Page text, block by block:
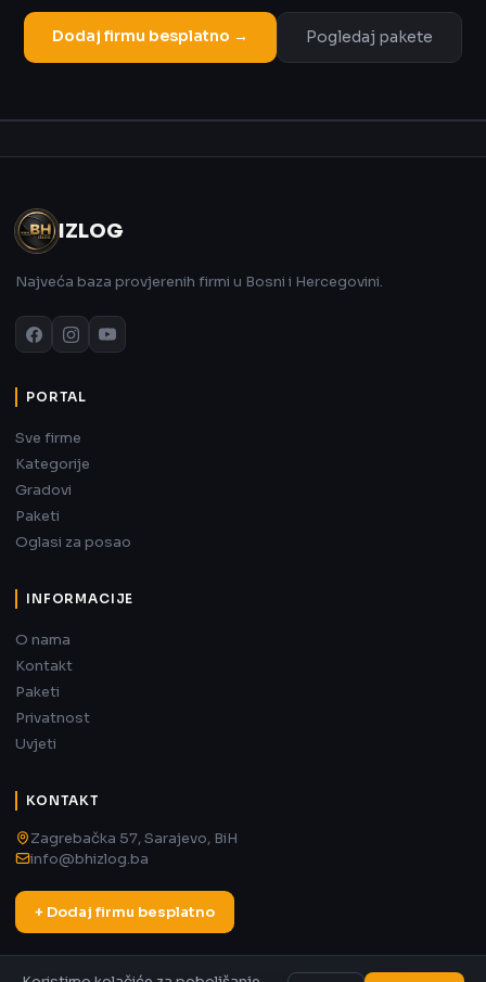
Dodaj firmu besplatno → Pogledaj pakete
IZLOG
Najveća baza provjerenih firmi u Bosni i Hercegovini.
PORTAL
Sve firme
Kategorije
Gradovi
Paketi
Oglasi za posao
INFORMACIJE
O nama
Kontakt
Paketi
Privatnost
Uvjeti
KONTAKT
Zagrebačka 57, Sarajevo, BiH
info@bhizlog.ba
+ Dodaj firmu besplatno